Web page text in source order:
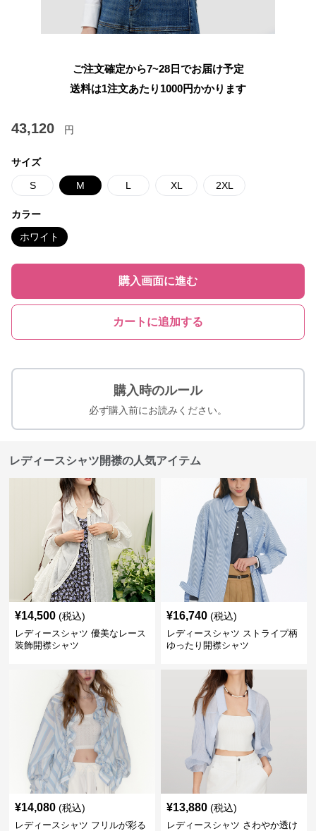
ご注文確定から7~28日でお届け予定
送料は1注文あたり 1000円かかります
43,120 円
サイズ
S M L XL 2XL
カラー
ホワイト
購入画面に進む
カートに追加する
購入時のルール
必ず購入前にお読みください。
レディースシャツ開襟の人気アイテム
¥14,500 (税込)
レディースシャツ 優美なレース
装飾開襟シャツ
¥16,740 (税込)
レディースシャツ ストライプ柄
ゆったり開襟シャツ
¥14,080 (税込)
レディースシャツ フリルが彩る
¥13,880 (税込)
レディースシャツ さわやか透け